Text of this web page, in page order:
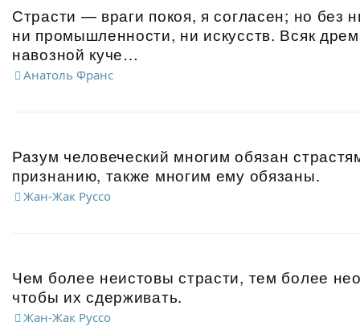
Страсти — враги покоя, я согласен; но без
ни промышленности, ни искусств. Всяк
навозной куче…
Анатоль Франс
Разум человеческий многим обязан
признанию, также многим ему обязаны.
Жан-Жак Руссо
Чем более неистовы страсти, тем более
чтобы их сдерживать.
Жан-Жак Руссо